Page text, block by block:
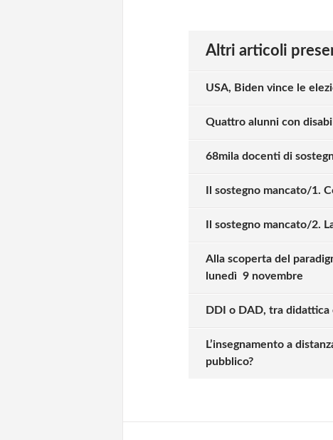
Altri articoli
USA, Biden vince le
Quattro alunni con
68mila docenti di
Il sostegno mancato/1.
Il sostegno mancato/2.
Alla scoperta del
lunedì 9 novembre
DDI o DAD, tra didattica
L’insegnamento a
pubblico?
Solo gli utenti